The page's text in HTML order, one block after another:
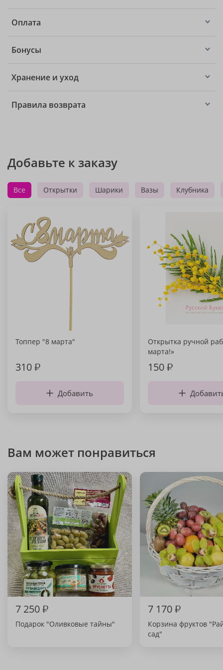
Оплата
Бонусы
Хранение и уход
Правила возврата
Добавьте к заказу
Все Открытки Шарики Вазы Клубника
Топпер "8 марта"
310₽
Добавить
Открытка ручной
марта!»
150₽
Вам может понравиться
7 250₽
Подарок "Оливковые тайны"
7 170₽
Корзина фруктов
сад"